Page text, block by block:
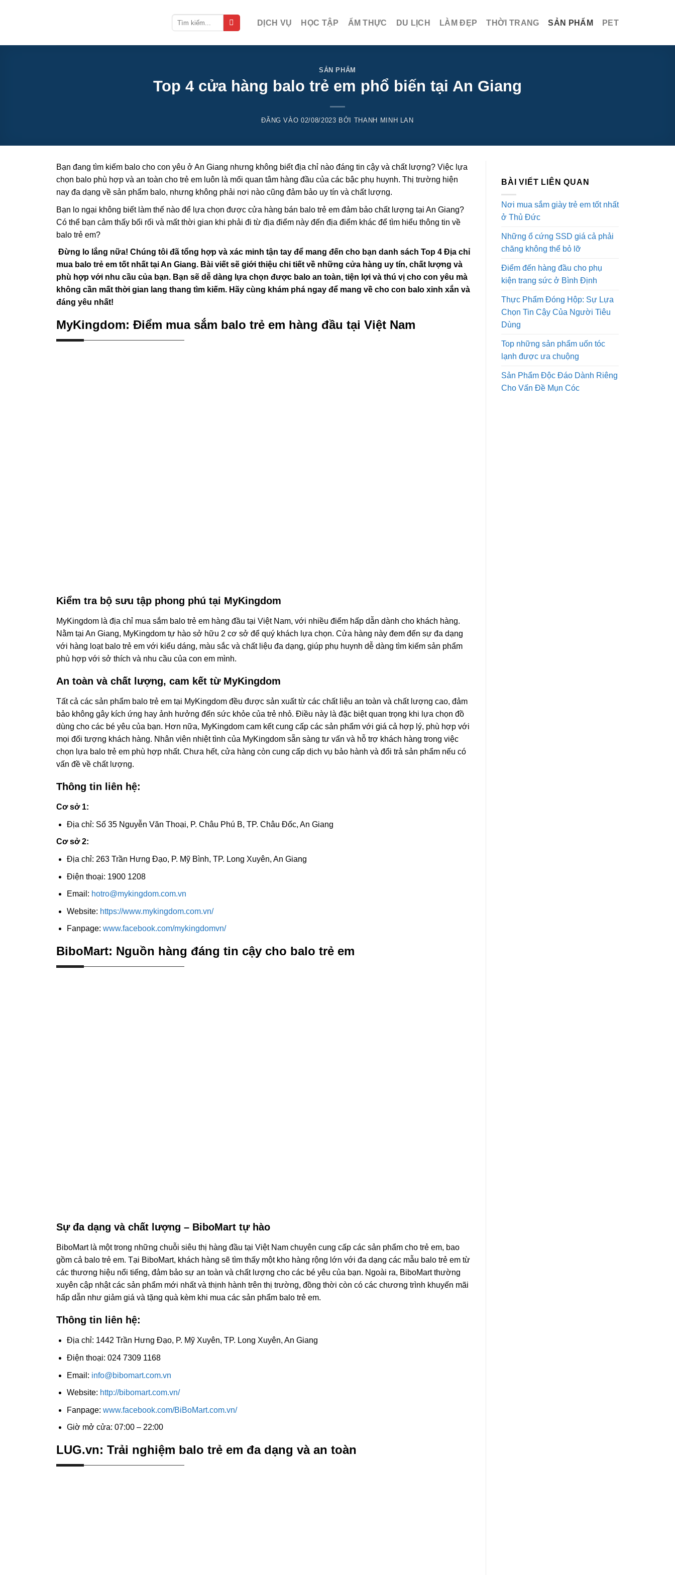
dung
DỊCH VỤ HỌC TẬP ẨM THỰC DU LỊCH LÀM ĐẸP THỜI TRANG SẢN PHẨM PET
SẢN PHẨM
Top 4 cửa hàng balo trẻ em phổ biến tại An Giang
ĐĂNG VÀO02/08/2023 BỞI THANH MINH LAN
Bạn đang tìm kiếm balo cho con yêu ở An Giang nhưng không biết địa chỉ nào đáng tin cậy và chất lượng? Việc lựa
chọn balo phù hợp và an toàn cho trẻ em luôn là mối quan tâm hàng đầu của các bậc phụ huynh. Thị trường hiện
nay đa dạng về sản phẩm balo, nhưng không phải nơi nào cũng đảm bảo uy tín và chất lượng.
Bạn lo ngại không biết làm thế nào để lựa chọn được cửa hàng bán balo trẻ em đảm bảo chất lượng tại An Giang?
Có thể bạn cảm thấy bối rối và mất thời gian khi phải đi từ địa điểm này đến địa điểm khác để tìm hiểu thông tin về
balo trẻ em?
Đừng lo lắng nữa! Chúng tôi đã tổng hợp và xác minh tận tay để mang đến cho bạn danh sách Top 4 Địa chỉ
mua balo trẻ em tốt nhất tại An Giang. Bài viết sẽ giới thiệu chi tiết về những cửa hàng uy tín, chất lượng và
phù hợp với nhu cầu của bạn. Bạn sẽ dễ dàng lựa chọn được balo an toàn, tiện lợi và thú vị cho con yêu mà
không cần mất thời gian lang thang tìm kiếm. Hãy cùng khám phá ngay để mang về cho con balo xinh xắn và
đáng yêu nhất!
MyKingdom: Điểm mua sắm balo trẻ em hàng đầu tại Việt Nam
Kiểm tra bộ sưu tập phong phú tại MyKingdom
MyKingdom là địa chỉ mua sắm balo trẻ em hàng đầu tại Việt Nam, với nhiều điểm hấp dẫn dành cho khách hàng.
Nằm tại An Giang, MyKingdom tự hào sở hữu 2 cơ sở để quý khách lựa chọn. Cửa hàng này đem đến sự đa dạng
với hàng loạt balo trẻ em với kiểu dáng, màu sắc và chất liệu đa dạng, giúp phụ huynh dễ dàng tìm kiếm sản phẩm
phù hợp với sở thích và nhu cầu của con em mình.
An toàn và chất lượng, cam kết từ MyKingdom
Tất cả các sản phẩm balo trẻ em tại MyKingdom đều được sản xuất từ các chất liệu an toàn và chất lượng cao, đảm
bảo không gây kích ứng hay ảnh hưởng đến sức khỏe của trẻ nhỏ. Điều này là đặc biệt quan trọng khi lựa chọn đồ
dùng cho các bé yêu của bạn. Hơn nữa, MyKingdom cam kết cung cấp các sản phẩm với giá cả hợp lý, phù hợp với
mọi đối tượng khách hàng. Nhân viên nhiệt tình của MyKingdom sẵn sàng tư vấn và hỗ trợ khách hàng trong việc
chọn lựa balo trẻ em phù hợp nhất. Chưa hết, cửa hàng còn cung cấp dịch vụ bảo hành và đổi trả sản phẩm nếu có
vấn đề về chất lượng.
Thông tin liên hệ:
Cơ sở 1:
Địa chỉ: Số 35 Nguyễn Văn Thoại, P. Châu Phú B, TP. Châu Đốc, An Giang
Cơ sở 2:
Địa chỉ: 263 Trần Hưng Đạo, P. Mỹ Bình, TP. Long Xuyên, An Giang
Điện thoại: 1900 1208
Email: hotro@mykingdom.com.vn
Website: https://www.mykingdom.com.vn/
Fanpage: www.facebook.com/mykingdomvn/
BiboMart: Nguồn hàng đáng tin cậy cho balo trẻ em
Sự đa dạng và chất lượng – BiboMart tự hào
BiboMart là một trong những chuỗi siêu thị hàng đầu tại Việt Nam chuyên cung cấp các sản phẩm cho trẻ em, bao
gồm cả balo trẻ em. Tại BiboMart, khách hàng sẽ tìm thấy một kho hàng rộng lớn với đa dạng các mẫu balo trẻ em từ
các thương hiệu nổi tiếng, đảm bảo sự an toàn và chất lượng cho các bé yêu của bạn. Ngoài ra, BiboMart thường
xuyên cập nhật các sản phẩm mới nhất và thịnh hành trên thị trường, đồng thời còn có các chương trình khuyến mãi
hấp dẫn như giảm giá và tặng quà kèm khi mua các sản phẩm balo trẻ em.
Thông tin liên hệ:
Địa chỉ: 1442 Trần Hưng Đạo, P. Mỹ Xuyên, TP. Long Xuyên, An Giang
Điện thoại: 024 7309 1168
Email: info@bibomart.com.vn
Website: http://bibomart.com.vn/
Fanpage: www.facebook.com/BiBoMart.com.vn/
Giờ mở cửa: 07:00 – 22:00
LUG.vn: Trải nghiệm balo trẻ em đa dạng và an toàn
BÀI VIẾT LIÊN QUAN
Nơi mua sắm giày trẻ em tốt nhất
ở Thủ Đức
Những ổ cứng SSD giá cả phải
chăng không thể bỏ lỡ
Điểm đến hàng đầu cho phụ
kiện trang sức ở Bình Định
Thực Phẩm Đóng Hộp: Sự Lựa
Chọn Tin Cậy Của Người Tiêu
Dùng
Top những sản phẩm uốn tóc
lạnh được ưa chuộng
Sản Phẩm Độc Đáo Dành Riêng
Cho Vấn Đề Mụn Cóc